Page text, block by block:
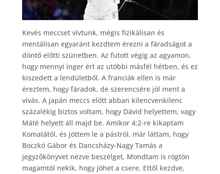
Kevés meccset vívtunk, mégis fizikálisan és
mentálisan egyaránt kezdtem érezni a fáradságot a
döntő előtti szünetben. Az futott végig az agyamon,
hogy mennyi inger ért az utóbbi másfél hétben, és ez
kiszedett a lendületből. A franciák ellen is már
éreztem, hogy fáradok, de szerencsére jól ment a
vívás. A japán meccs előtt abban kilencvenkilenc
százalékig biztos voltam, hogy Dávid helyettem, vagy
Máté helyett áll majd be. Amikor 4:2-re kikaptam
Komatától, és jöttem le a pástról, már láttam, hogy
Boczkó Gábor és Dancsházy-Nagy Tamás a
jegyzőkönyvet nézve beszélget, Mondtam is rögtön
magamtól nekik, hogy jöhet a csere. Ettől kezdve,